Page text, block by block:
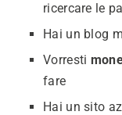
ricercare le
Hai un blog
Vorresti
fare
Hai un sito